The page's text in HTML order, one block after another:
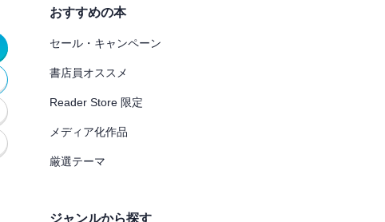
おすすめの本
セール・キャンペーン
書店員オススメ
Reader Store 限定
メディア化作品
厳選テーマ
ジャンルから探す